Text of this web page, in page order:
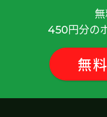
我有一辆电动车。
家充电非常方便。
参加演讲比赛的选
中国有很多历史，
450円分の
無料